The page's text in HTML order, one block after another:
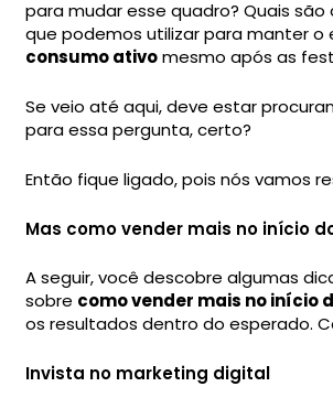
para mudar esse quadro? Quais
que podemos utilizar para manter o
consumo ativomesmo após as
Se veio até aqui, deve estar
para essa pergunta, certo?
Então fique ligado, pois nós vamos
Mas como vender mais no início
A seguir, você descobre algumas
sobre como vender mais no início
os resultados dentro do esperado.
Invista no marketing digital